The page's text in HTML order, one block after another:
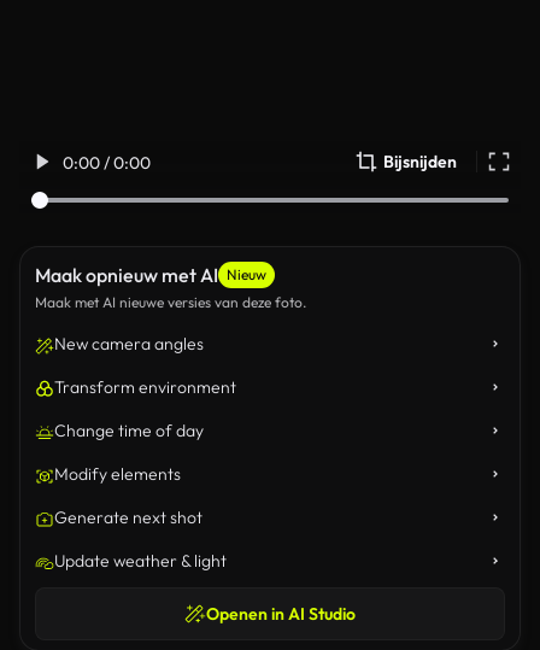
0:00 / 0:00 Bijsnijden
Maak opnieuw met AI Nieuw
Maak met AI nieuwe versies van deze foto.
New camera angles
Transform environment
Change time of day
Modify elements
Generate next shot
Update weather & light
Openen in AI Studio